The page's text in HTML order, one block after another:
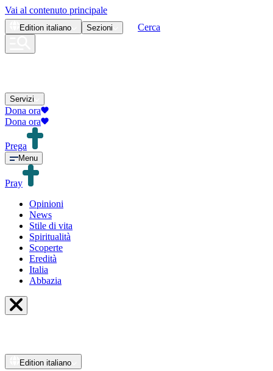
Vai al contenuto principale
Edition italiano Sezioni Cerca
Servizi
Dona ora
Dona ora
Prega
Menu
Pray
Opinioni
News
Stile di vita
Spiritualità
Scoperte
Eredità
Italia
Abbazia
Edition italiano